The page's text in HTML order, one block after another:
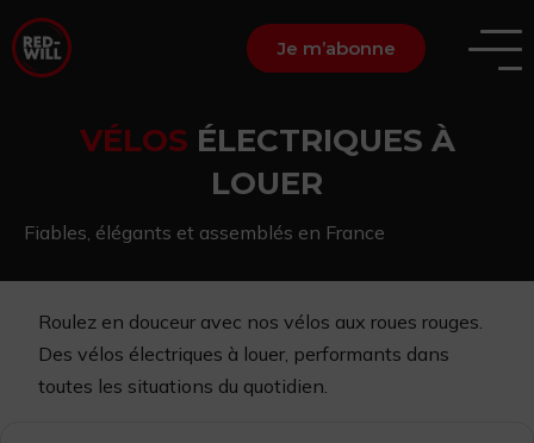
Je m’abonne
VÉLOS ÉLECTRIQUES À
LOUER
Fiables, élégants et assemblés en France
Roulez en douceur avec nos vélos aux roues rouges.
Des vélos électriques à louer, performants dans
toutes les situations du quotidien.